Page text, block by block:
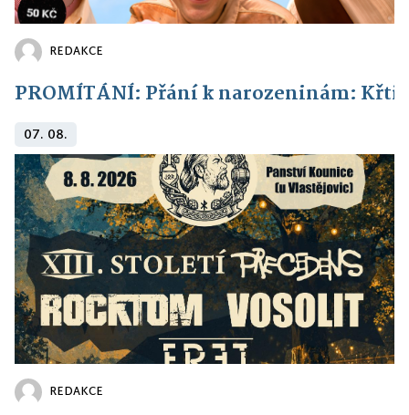
REDAKCE
PROMÍTÁNÍ: Přání k narozeninám:
07. 08.
REDAKCE